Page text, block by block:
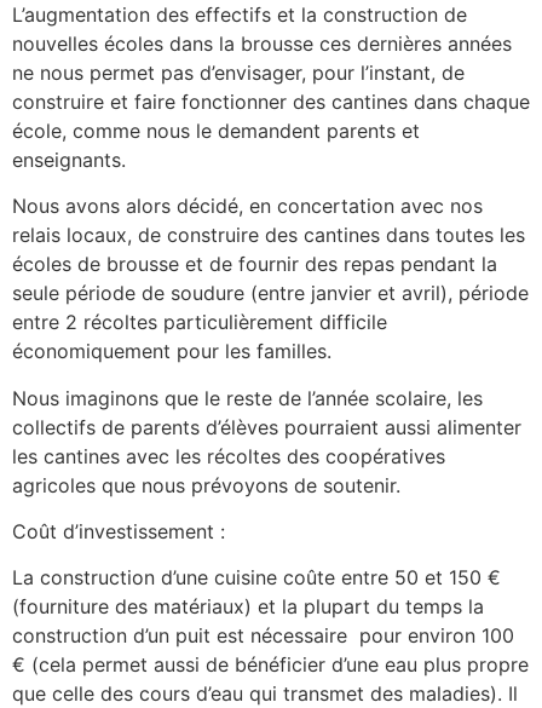
L’augmentation des effectifs et la construction de
nouvelles écoles dans la brousse ces dernières années
ne nous permet pas d’envisager, pour l’instant, de
construire et faire fonctionner des cantines dans chaque
école, comme nous le demandent parents et
enseignants.
Nous avons alors décidé, en concertation avec nos
relais locaux, de construire des cantines dans toutes les
écoles de brousse et de fournir des repas pendant la
seule période de soudure (entre janvier et avril), période
entre 2 récoltes particulièrement difficile
économiquement pour les familles.
Nous imaginons que le reste de l’année scolaire, les
collectifs de parents d’élèves pourraient aussi alimenter
les cantines avec les récoltes des coopératives
agricoles que nous prévoyons de soutenir.
Coût d’investissement :
La construction d’une cuisine coûte entre 50 et 150 €
(fourniture des matériaux) et la plupart du temps la
construction d’un puit est nécessaire pour environ 100
€ (cela permet aussi de bénéficier d’une eau plus propre
que celle des cours d’eau qui transmet des maladies). Il